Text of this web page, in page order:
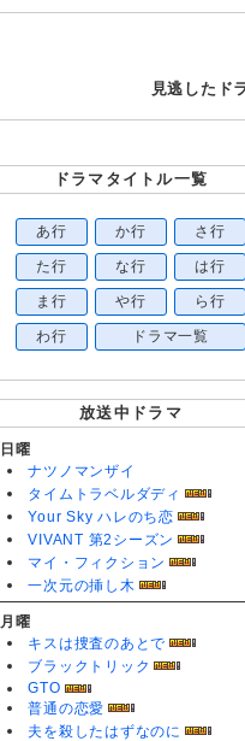
見逃したド
ドラマタイトル一覧
あ行 か行 さ行
た行 な行 は行
ま行 や行 ら行
わ行 ドラマ一覧
放送中ドラマ
日曜
ナツノマンザイ
タイムトラベルダディ
Your Sky ハレのち恋
VIVANT 第2シーズン
マイ・フィクション
一次元の挿し木
月曜
キスは捜査のあとで
ブラックトリック
GTO
普通の恋愛
夫を殺したはずなのに